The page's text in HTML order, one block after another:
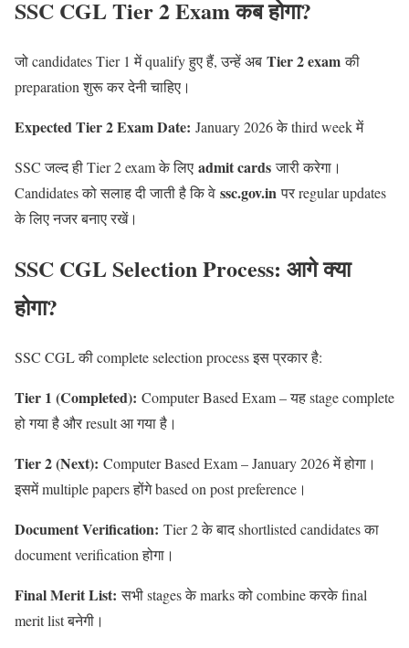
SSC CGL Tier 2 Exam कब होगा?
जो candidates Tier 1 में qualify हुए हैं, उन्हें अब Tier 2 examकी
preparation शुरू कर देनी चाहिए।
Expected Tier 2 Exam Date: January 2026 के third week में
SSC जल्द ही Tier 2 exam के लिए admit cardsजारी करेगा।
Candidates को सलाह दी जाती है कि वे ssc.gov.inपर regular updates
के लिए नजर बनाए रखें।
SSC CGL Selection Process: आगे क्या
होगा?
SSC CGL की complete selection process इस प्रकार है:
Tier 1 (Completed): Computer Based Exam – यह stage complete
हो गया है और result आ गया है।
Tier 2 (Next): Computer Based Exam – January 2026 में होगा।
इसमें multiple papers होंगे based on post preference।
Document Verification: Tier 2 के बाद shortlisted candidates का
document verification होगा।
Final Merit List: सभी stages के marks को combine करके final
merit list बनेगी।